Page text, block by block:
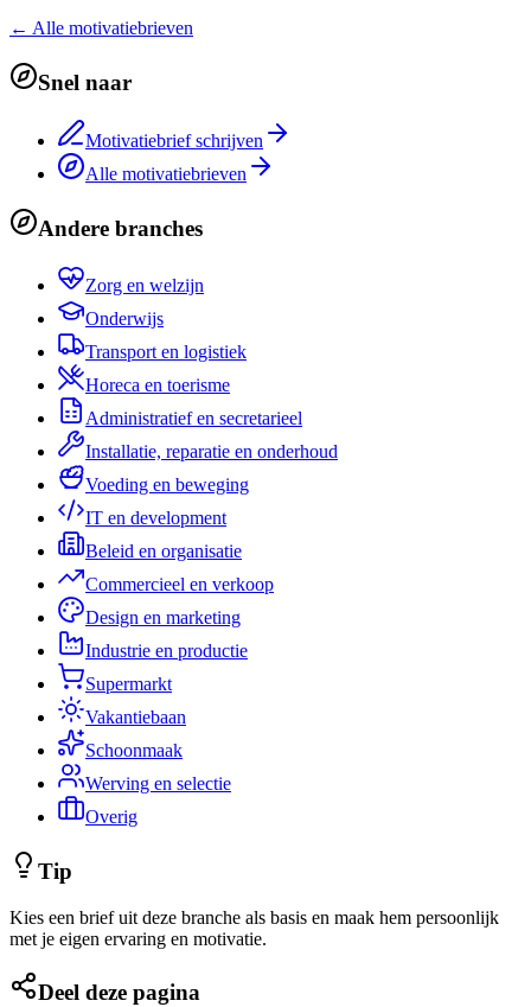
← Alle motivatiebrieven
Snel naar
Motivatiebrief schrijven
Alle motivatiebrieven
Andere branches
Zorg en welzijn
Onderwijs
Transport en logistiek
Horeca en toerisme
Administratief en secretarieel
Installatie, reparatie en onderhoud
Voeding en beweging
IT en development
Beleid en organisatie
Commercieel en verkoop
Design en marketing
Industrie en productie
Supermarkt
Vakantiebaan
Schoonmaak
Werving en selectie
Overig
Tip
Kies een brief uit deze branche als basis en maak hem persoonlijk
met je eigen ervaring en motivatie.
Deel deze pagina